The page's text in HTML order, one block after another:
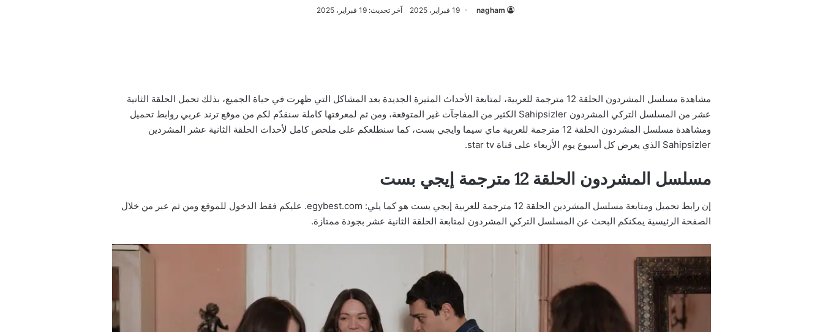
nagham 19 فبراير، 2025 آخر تحديث: 19 فبراير، 2025
مشاهدة مسلسل المشردون الحلقة 12 مترجمة للعربية، لمتابعة الأحداث المثيرة الجديدة بعد المشاكل التي ظهرت في حياة الجميع، بذلك تحمل الحلقة الثانية
عشر من المسلسل التركي المشردون Sahipsizler الكثير من المفاجآت غير المتوقعة، ومن ثم لمعرفتها كاملة سنقدّم لكم من موقع ترند عربي روابط تحميل
ومشاهدة مسلسل المشردون الحلقة 12 مترجمة للعربية ماي سيما وايجي بست، كما سنطلعكم على ملخص كامل لأحداث الحلقة الثانية عشر المشردين
Sahipsizler الذي يعرض كل أسبوع يوم الأربعاء على قناة star tv.
مسلسل المشردون الحلقة 12 مترجمة إيجي بست
إن رابط تحميل ومتابعة مسلسل المشردين الحلقة 12 مترجمة للعربية إيجي بست هو كما يلي: egybest.com. عليكم فقط الدخول للموقع ومن ثم عبر من خلال
الصفحة الرئيسية يمكنكم البحث عن المسلسل التركي المشردون لمتابعة الحلقة الثانية عشر بجودة ممتازة.